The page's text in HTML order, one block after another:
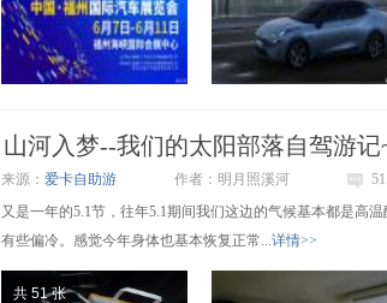
山河入梦--我们的太阳部落自驾游记
来源： 爱卡自助游 作者：明月照溪河 51
又是一年的5.1节，往年5.1期间我们这边的气候基本都是高
有些偏冷。感觉今年身体也基本恢复正常...详情>>
共 51 张